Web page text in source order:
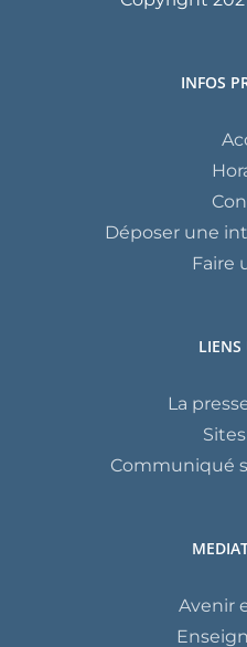
INFOS
Déposer une
Faire
LIENS
La
Communiqué
Avenir